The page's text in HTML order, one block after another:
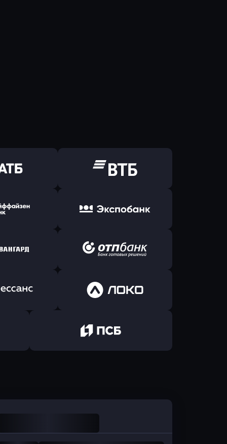
заявку
в ВТБ
Банк
Оправить заявку
в Экспобанк
Оправить заявку
в ОТП БАНК
Оправить заявку
в Локо-Банк